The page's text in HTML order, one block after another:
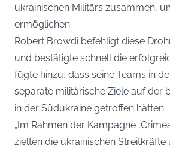
ukrainischen Militärs zusammen,
ermöglichen.
Robert Browdi befehligt diese
und bestätigte schnell die
fügte hinzu, dass seine Teams in
separate militärische Ziele auf der
in der Südukraine getroffen hätten.
„Im Rahmen der Kampagne
zielten die ukrainischen